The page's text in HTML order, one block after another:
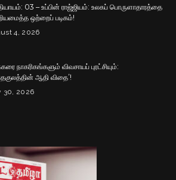
03 – உப்பின் ராஜ்ஜியம்: உலகப் பொருளாதாரத்தை
ஒற்றைப் படிகம்!
4, 2026
நாகரிகங்களும் விவசாயப் புரட்சியும்:
ஆதி விதை’!
30, 2026